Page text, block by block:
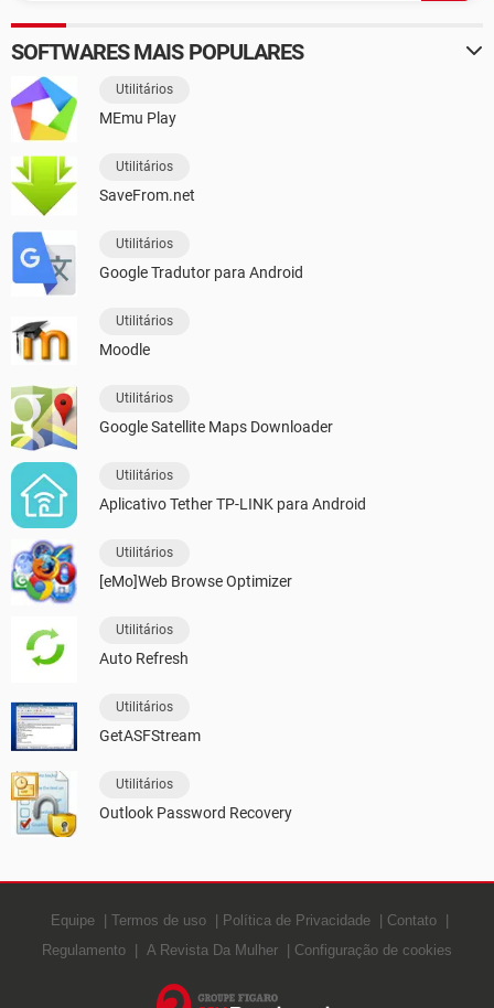
SOFTWARES MAIS POPULARES
Utilitários
MEmu Play
Utilitários
SaveFrom.net
Utilitários
Google Tradutor para Android
Utilitários
Moodle
Utilitários
Google Satellite Maps Downloader
Utilitários
Aplicativo Tether TP-LINK para Android
Utilitários
[eMo]Web Browse Optimizer
Utilitários
Auto Refresh
Utilitários
GetASFStream
Utilitários
Outlook Password Recovery
Equipe Termos de uso Política de Privacidade
Contato
Regulamento
A Revista Da Mulher Configuração de cookies